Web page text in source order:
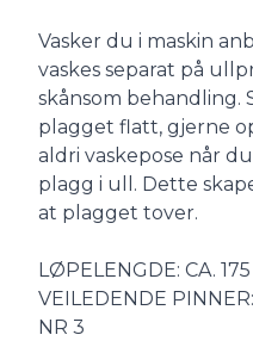
Vasker du i maskin
vaskes separat på
skånsom
plagget flatt, gjerne
aldri vaskepose når
plagg i ull. Dette
at plagget tover.
LØPELENGDE: CA.
VEILEDENDE
NR 3